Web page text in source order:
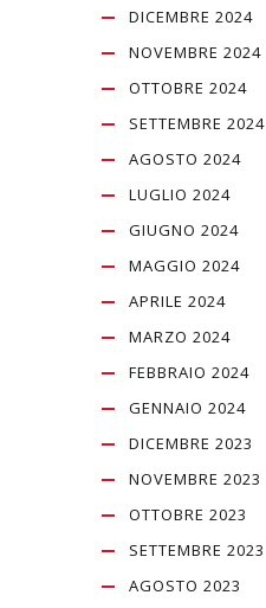
DICEMBRE 2024
NOVEMBRE 2024
OTTOBRE 2024
SETTEMBRE 2024
AGOSTO 2024
LUGLIO 2024
GIUGNO 2024
MAGGIO 2024
APRILE 2024
MARZO 2024
FEBBRAIO 2024
GENNAIO 2024
DICEMBRE 2023
NOVEMBRE 2023
OTTOBRE 2023
SETTEMBRE 2023
AGOSTO 2023